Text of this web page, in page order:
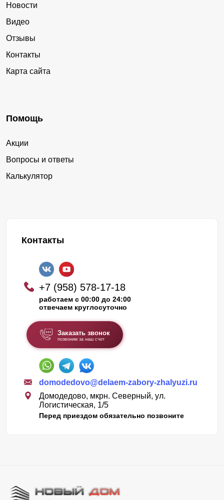
Новости
Видео
Отзывы
Контакты
Карта сайта
Помощь
Акции
Вопросы и ответы
Калькулятор
Контакты
+7 (958) 578-17-18
работаем с 00:00 до 24:00
отвечаем круглосуточно
Заказать звонок
позвоним за наш счет
domodedovo@delaem-zabory-zhalyuzi.ru
Домодедово, мкрн. Северный, ул.
Логистическая, 1/5
Перед приездом обязательно позвоните